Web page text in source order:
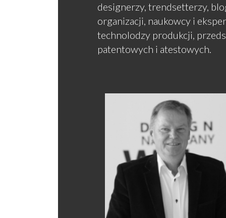
designerzy, trendsetterzy,
organizacji, naukowcy i
technolodzy produkcji,
patentowych i atestowych.